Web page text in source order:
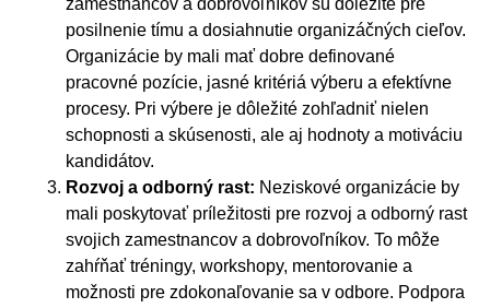
zamestnancov a dobrovoľníkov sú dôležité pre
posilnenie tímu a dosiahnutie organizáčných cieľov.
Organizácie by mali mať dobre definované
pracovné pozície, jasné kritériá výberu a efektívne
procesy. Pri výbere je dôležité zohľadniť nielen
schopnosti a skúsenosti, ale aj hodnoty a motiváciu
kandidátov.
Rozvoj a odborný rast: Neziskové organizácie by
mali poskytovať príležitosti pre rozvoj a odborný rast
svojich zamestnancov a dobrovoľníkov. To môže
zahŕňať tréningy, workshopy, mentorovanie a
možnosti pre zdokonaľovanie sa v odbore. Podpora